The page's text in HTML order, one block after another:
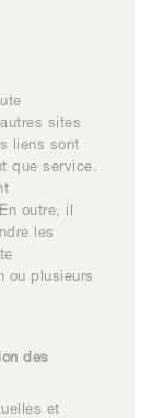
sites
liens sont
que service.
outre, il
les
ou plusieurs
des
et